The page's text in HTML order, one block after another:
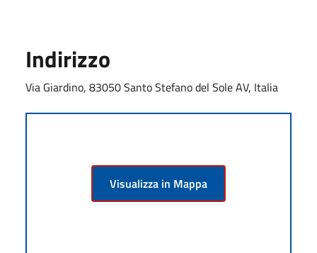
Indirizzo
Via Giardino, 83050 Santo Stefano del Sole AV, Italia
Visualizza in Mappa